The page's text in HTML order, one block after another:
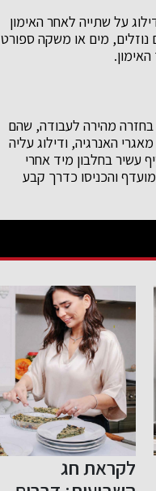
על שתייה לאחר האימון
נוזלים, מים או משקה ספורט
בחזרה מהירה לעבודה, שהם
האנרגיה, ודילוג עליה
עשיר בחלבון מיד אחרי
והכניסו כדרך קבע
מותג חטיפי